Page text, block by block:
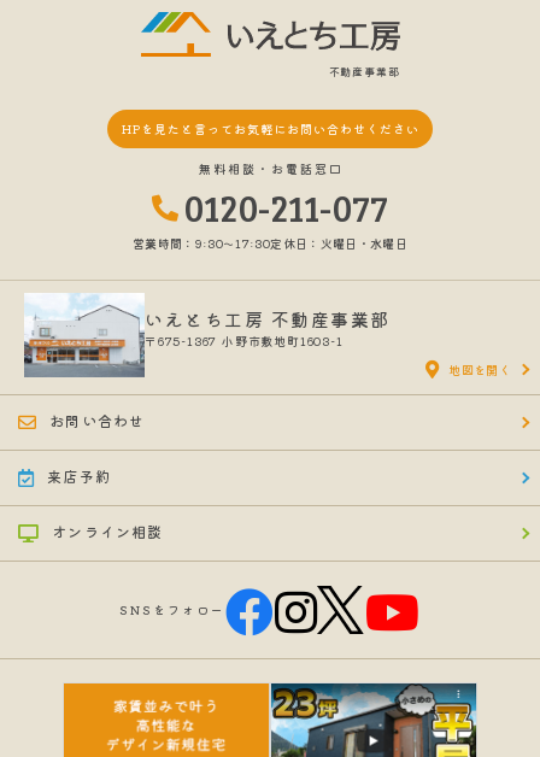
不動産事業部
HPを見たと言って お気軽にお問い合わせください
無料相談・お電話窓口
0120-211-077
営業時間：9:30〜17:30定休日：火曜日・水曜日
いえとち工房 不動産事業部
〒675-1367 小野市敷地町1603-1
地図を開く
お問い合わせ
来店予約
オンライン相談
SNSをフォロー